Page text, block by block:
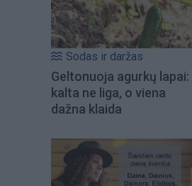
Sodas ir daržas
Geltonuoja agurkų lapai:
kalta ne liga, o viena
dažna klaida